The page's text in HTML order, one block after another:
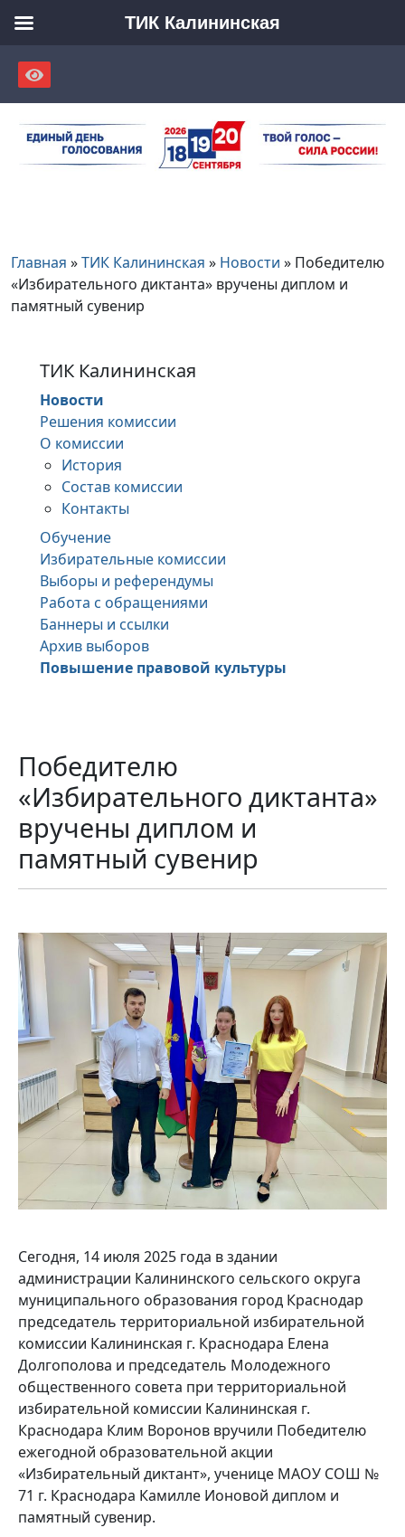
content
Главная »ТИК Калининская » Новости » Победителю
«Избирательного диктанта» вручены диплом и
памятный сувенир
ТИК Калининская
Новости
Решения комиссии
О комиссии
История
Состав комиссии
Контакты
Обучение
Избирательные комиссии
Выборы и референдумы
Работа с обращениями
Баннеры и ссылки
Архив выборов
Повышение правовой культуры
Победителю
«Избирательного диктанта»
вручены диплом и
памятный сувенир
Сегодня, 14 июля 2025 года в здании
администрации Калининского сельского округа
муниципального образования город Краснодар
председатель территориальной избирательной
комиссии Калининская г. Краснодара Елена
Долгополова и председатель Молодежного
общественного совета при территориальной
избирательной комиссии Калининская г.
Краснодара Клим Воронов вручили Победителю
ежегодной образовательной акции
«Избирательный диктант», ученице МАОУ СОШ №
71 г. Краснодара Камилле Ионовой диплом и
памятный сувенир.
ТИК Калининская